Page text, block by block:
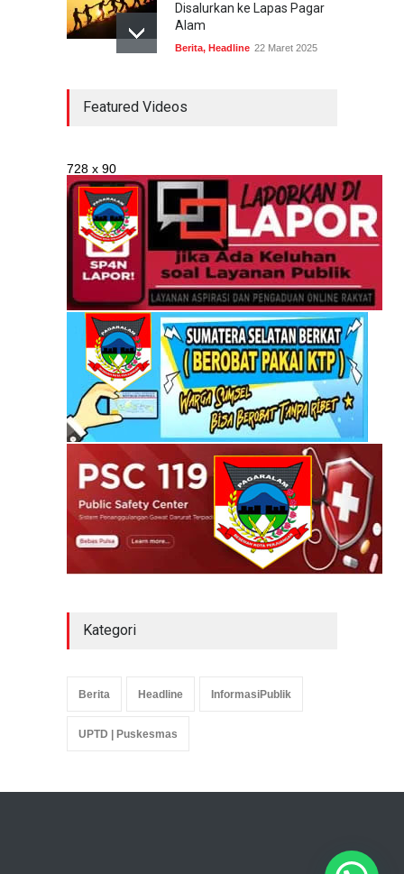
Disalurkan ke Lapas Pagar
Alam
Berita, Headline 22 Maret 2025
Tahun 2022
Profil Kesehatan Tahun
2023
InformasiPublik 2 Mei 2025
Featured Videos
728 x 90
Kategori
Berita Headline InformasiPublik
UPTD | Puskesmas